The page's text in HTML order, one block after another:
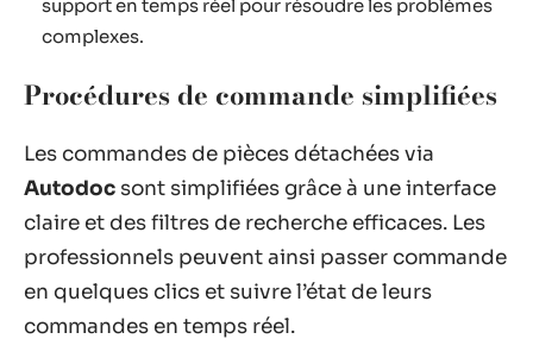
support en temps réel pour résoudre les problèmes
complexes.
Procédures de commande simplifiées
Les commandes de pièces détachées via
Autodoc sont simplifiées grâce à une interface
claire et des filtres de recherche efficaces. Les
professionnels peuvent ainsi passer commande
en quelques clics et suivre l’état de leurs
commandes en temps réel.